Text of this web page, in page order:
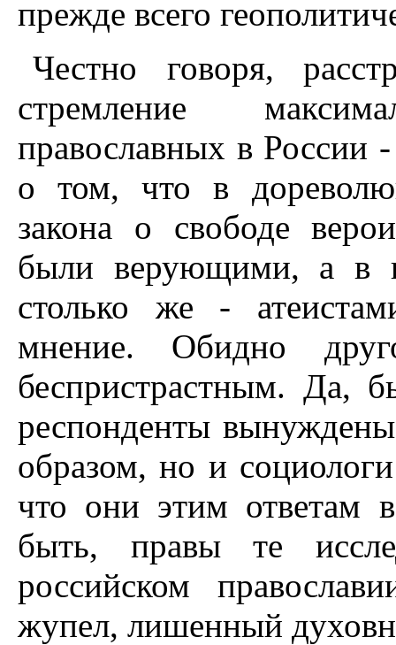
прежде всего
Честно говоря,
стремление
православных в России
о том, что в
закона о свободе
были верующими, а в
столько же -
мнение. Обидно
беспристрастным. Да,
респонденты
образом, но и
что они этим ответам
быть, правы те
российском
жупел, лишенный